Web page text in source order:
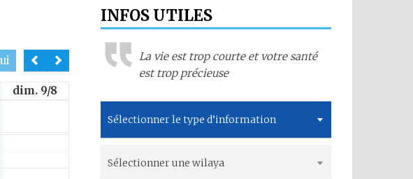
dim. 9/8
INFOS UTILES
La vie est trop courte et votre santé
est trop précieuse
Sélectionner le type d’information
Sélectionner une wilaya